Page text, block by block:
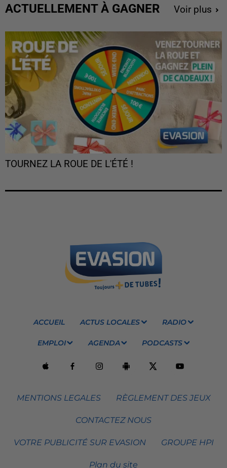
ACTUELLEMENT À GAGNER Voir plus
TOURNEZ LA ROUE DE L'ÉTÉ !
ACCUEIL ACTUS LOCALES RADIO
EMPLOI AGENDA PODCASTS
MENTIONS LEGALES RÈGLEMENT DES JEUX
CONTACTEZ NOUS
VOTRE PUBLICITÉ SUR EVASION GROUPE HPI
Plan du site